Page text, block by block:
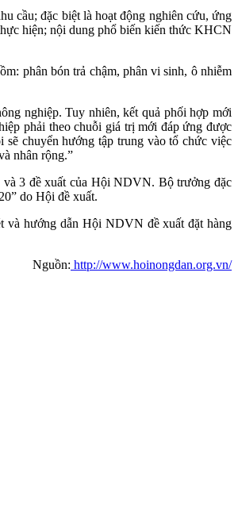
cầu; đặc biệt là hoạt động nghiên cứu, ứng
hiện; nội dung phổ biến kiến thức KHCN
phân bón trả chậm, phân vi sinh, ô nhiễm
nghiệp. Tuy nhiên, kết quả phối hợp mới
phải theo chuỗi giá trị mới đáp ứng được
sẽ chuyển hướng tập trung vào tổ chức việc
nhân rộng.”
3 đề xuất của Hội NDVN. Bộ trưởng đặc
do Hội đề xuất.
và hướng dẫn Hội NDVN đề xuất đặt hàng
Nguồn: http://www.hoinongdan.org.vn/